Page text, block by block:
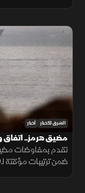
الشرق للأخبار أخبار
مضيق هرمز.. اتفاق
تقدم بمفاوضات مضيق